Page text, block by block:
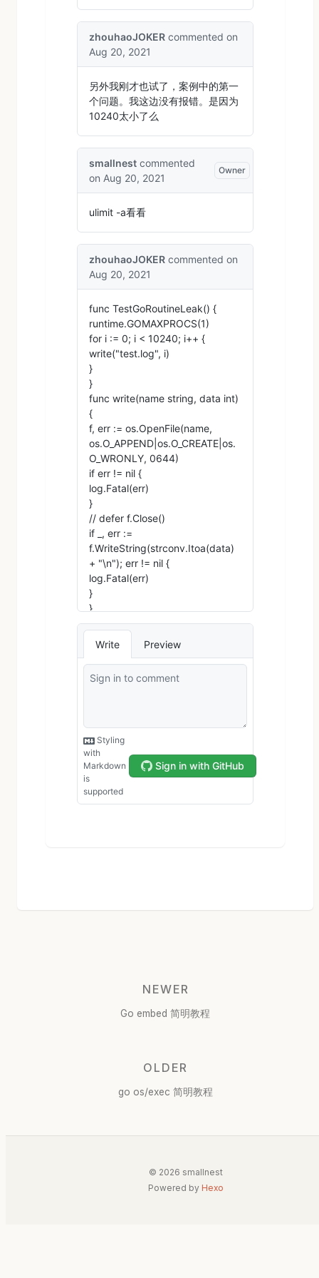
NEWER
Go embed 简明教程
OLDER
go os/exec 简明教程
© 2026 smallnest
Powered by Hexo